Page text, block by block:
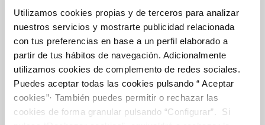
Utilizamos cookies propias y de terceros para analizar
nuestros servicios y mostrarte publicidad relacionada
con tus preferencias en base a un perfil elaborado a
partir de tus hábitos de navegación. Adicionalmente
utilizamos cookies de complemento de redes sociales.
Puedes aceptar todas las cookies pulsando “ Aceptar
cookies”· También puedes permitir o rechazar las
cookies de forma granular pulsando “Configurar”. Si
Inicio
Gestiones Online